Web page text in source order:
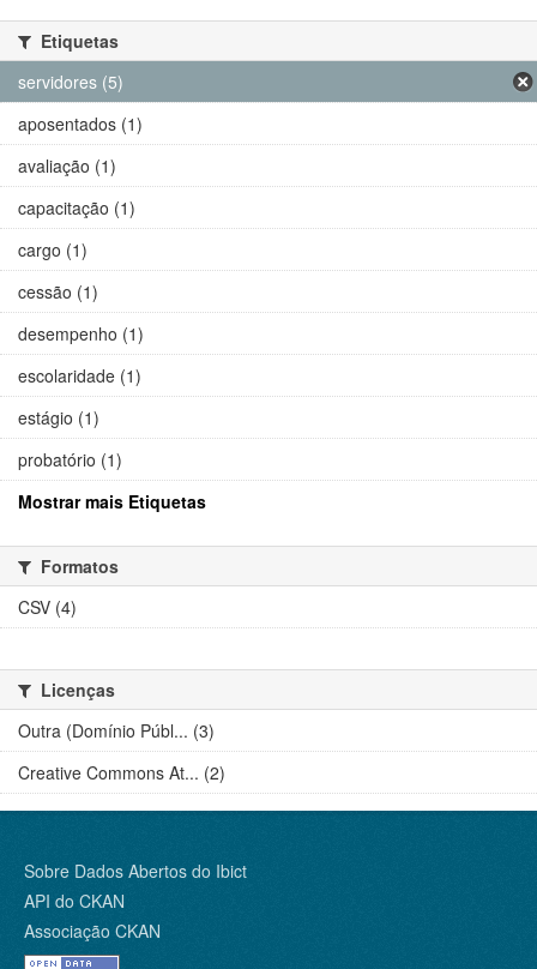
Etiquetas
servidores (5)
aposentados (1)
avaliação (1)
capacitação (1)
cargo (1)
cessão (1)
desempenho (1)
escolaridade (1)
estágio (1)
probatório (1)
Mostrar mais Etiquetas
Formatos
CSV (4)
Licenças
Outra (Domínio Públ... (3)
Creative Commons At... (2)
Sobre Dados Abertos do Ibict
API do CKAN
Associação CKAN